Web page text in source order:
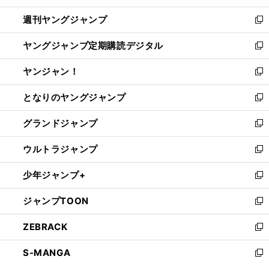
開
く
ウ
で
開
く
ン
ド
ウ
で
開
く
ウ
ィ
ン
ド
ウ
で
開
く
週刊ヤングジャンプ
新
し
い
ウ
ィ
ン
ド
ウ
で
開
く
ヤングジャンプ定期購読デジタル
新
し
い
ウ
ィ
ン
ド
ウ
で
開
く
ヤンジャン！
新
し
い
ウ
ィ
ン
ド
ウ
で
開
く
となりのヤングジャンプ
新
し
い
ウ
ィ
ン
ド
ウ
で
開
く
グランドジャンプ
新
し
い
ウ
ィ
ン
ド
ウ
で
開
く
ウルトラジャンプ
新
し
い
ウ
ィ
ン
ド
ウ
で
少年ジャンプ+
新
し
い
ウ
ィ
ン
ド
ジャンプTOON
新
し
い
ウ
ィ
ZEBRACK
新
し
い
S-MANGA
新